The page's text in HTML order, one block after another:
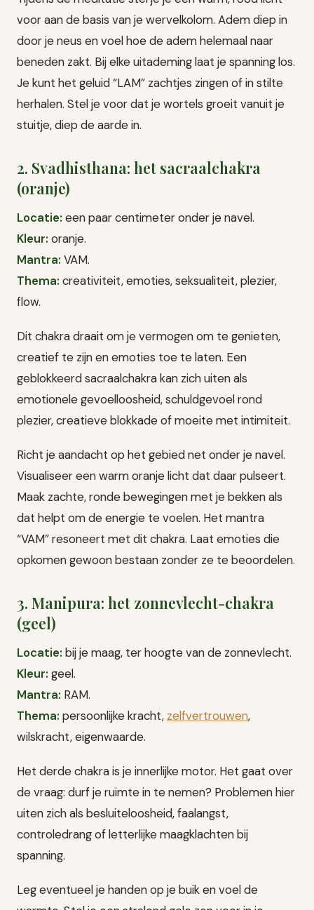
voor aan de basis van je wervelkolom. Adem diep in
door je neus en voel hoe de adem helemaal naar
beneden zakt. Bij elke uitademing laat je spanning los.
Je kunt het geluid “LAM” zachtjes zingen of in stilte
herhalen. Stel je voor dat je wortels groeit vanuit je
stuitje, diep de aarde in.
2. Svadhisthana: het sacraalchakra
(oranje)
Locatie: een paar centimeter onder je navel.
Kleur: oranje.
Mantra: VAM.
Thema: creativiteit, emoties, seksualiteit, plezier,
flow.
Dit chakra draait om je vermogen om te genieten,
creatief te zijn en emoties toe te laten. Een
geblokkeerd sacraalchakra kan zich uiten als
emotionele gevoelloosheid, schuldgevoel rond
plezier, creatieve blokkade of moeite met intimiteit.
Richt je aandacht op het gebied net onder je navel.
Visualiseer een warm oranje licht dat daar pulseert.
Maak zachte, ronde bewegingen met je bekken als
dat helpt om de energie te voelen. Het mantra
“VAM” resoneert met dit chakra. Laat emoties die
opkomen gewoon bestaan zonder ze te beoordelen.
3. Manipura: het zonnevlecht-chakra
(geel)
Locatie: bij je maag, ter hoogte van de zonnevlecht.
Kleur: geel.
Mantra: RAM.
Thema: persoonlijke kracht, zelfvertrouwen,
wilskracht, eigenwaarde.
Het derde chakra is je innerlijke motor. Het gaat over
de vraag: durf je ruimte in te nemen? Problemen hier
uiten zich als besluiteloosheid, faalangst,
controledrang of letterlijke maagklachten bij
spanning.
Leg eventueel je handen op je buik en voel de